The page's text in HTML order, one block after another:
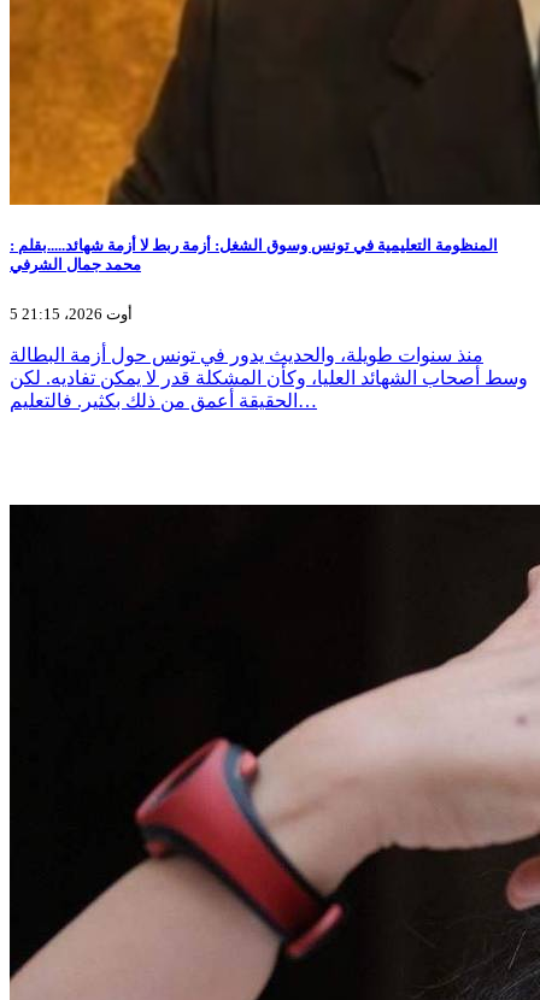
المنظومة التعليمية في تونس وسوق الشغل: أزمة ربط لا أزمة شهائد.....بقلم :
محمد جمال الشرفي
5 أوت 2026، 21:15
منذ سنوات طويلة، والحديث يدور في تونس حول أزمة البطالة
وسط أصحاب الشهائد العليا، وكأن المشكلة قدر لا يمكن تفاديه. لكن
الحقيقة أعمق من ذلك بكثير. فالتعليم…